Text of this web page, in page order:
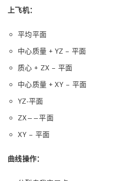
上飞机：
平均平面
中心质量 + YZ – 平面
质心 + ZX – 平面
中心质量 + XY – 平面
YZ-平面
ZX——平面
XY – 平面
曲线操作：